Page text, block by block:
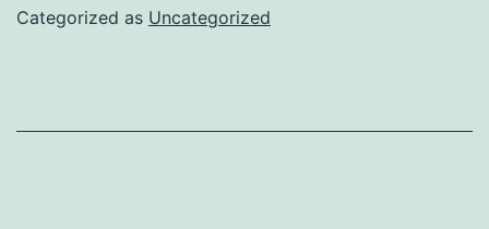
Categorized as Uncategorized